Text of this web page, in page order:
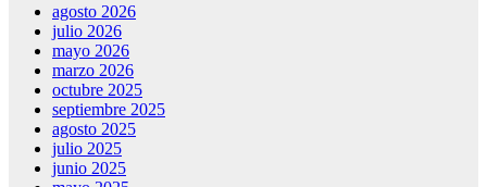
agosto 2026
julio 2026
mayo 2026
marzo 2026
octubre 2025
septiembre 2025
agosto 2025
julio 2025
junio 2025